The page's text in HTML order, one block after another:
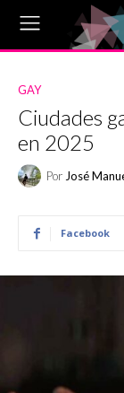
GAY
Ciudades
en 2025
Por José
Facebook